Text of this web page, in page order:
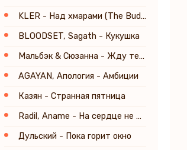
KLER - Над хмарами (The Budchuk Remix)
BLOODSET, Sagath - Кукушка
Мальбэк & Сюзанна - Жду тебя
AGAYAN, Апология - Амбиции
Казян - Странная пятница
Radil, Aname - На сердце не таяло
Дульский - Пока горит окно